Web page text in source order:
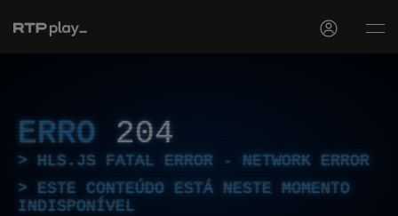
ERRO 204
HLS.JS FATAL ERROR - NETWORK ERROR
ESTE CONTEÚDO ESTÁ NESTE MOMENTO
INDISPONÍVEL